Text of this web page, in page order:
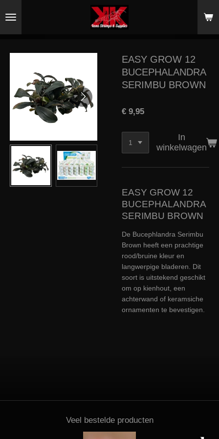
direct
hoofdinhoud
EASY GROW 12
BUCEPHALANDRA
SERIMBU BROWN
€ 9,95
In
winkelwagen
EASY GROW 12
BUCEPHALANDRA
SERIMBU BROWN
De Bucephlandra Serimbu
Brown heeft een prachtige
rood/bruine kleur en
langwerpige bladeren. Dit
soort is uitstekend geschikt
om op kienhout, een
achterwand of keramsiche
ornamenten te bevestigen.
Veel bestelde producten